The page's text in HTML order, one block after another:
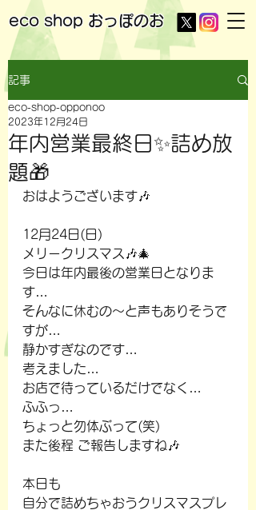
eco shop おっぽのお
記事
年内営業最終日✨詰め放
題🎁
eco-shop-opponoo
2023年12月24日
おはようございます🎶
12月24日(日)
メリークリスマス🎶🎄
今日は年内最後の営業日となりま
す…
そんなに休むの～と声もありそうで
すが…
静かすぎなのです…
考えました…
お店で待っているだけでなく…
ふふっ…
ちょっと勿体ぶって(笑)
また後程 ご報告しますね🎶
本日も
自分で詰めちゃおうクリスマスプレ